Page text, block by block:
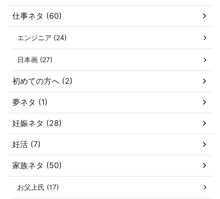
仕事ネタ (60)
エンジニア (24)
日本画 (27)
初めての方へ (2)
夢ネタ (1)
妊娠ネタ (28)
妊活 (7)
家族ネタ (50)
お父上氏 (17)